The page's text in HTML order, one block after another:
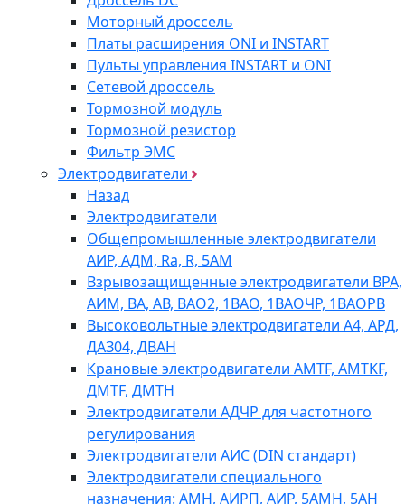
Моторный дроссель
Платы расширения ONI и INSTART
Пульты управления INSTART и ONI
Сетевой дроссель
Тормозной модуль
Тормозной резистор
Фильтр ЭМС
Электродвигатели
Назад
Электродвигатели
Общепромышленные электродвигатели
АИР, АДМ, Ra, R, 5AM
Взрывозащищенные электродвигатели ВРА,
АИМ, ВА, АВ, ВАO2, 1ВАО, 1ВАОЧР, 1ВАОРВ
Высоковольтные электродвигатели A4, АРД,
ДАЗ04, ДВАН
Крановые электродвигатели AMTF, AMTKF,
ДMTF, ДМТН
Электродвигатели АДЧР для частотного
регулирования
Электродвигатели АИС (DIN стандарт)
Электродвигатели специального
назначения: АМН, АИРП, АИР, 5АМН, 5АН